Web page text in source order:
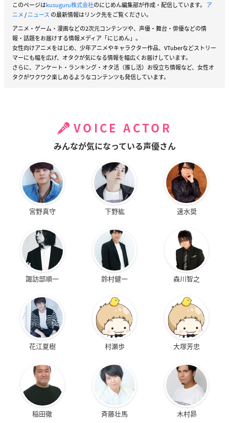
このページはkusuguru株式会社のにじめん編集部が作成・配信しています。 ア
ニメ/ニュース の最新情報はリンク先をご覧ください。
アニメ・ゲーム・漫画などの2次元コンテンツや、声優・舞台・俳優などの情
報・話題をお届けする情報メディア「にじめん」。
女性向けアニメをはじめ、少年アニメやキャラクター作品、VTuberなどストリー
マーにも幅を広げ、オタクが気になる情報を幅広くお届けしています。
さらに、アンケート・ランキング・オタ活（推し活）お役立ち情報など、女性オ
タクがワクワク楽しめるようなコンテンツも発信しています。
VOICE ACTOR
みんなが気になっている声優さん
宮野真守 下野紘 速水奨
諏訪部順一 鈴村健一 森川智之
花江夏樹 村瀬歩 大塚芳忠
稲田徹 斉藤壮馬 木村昴